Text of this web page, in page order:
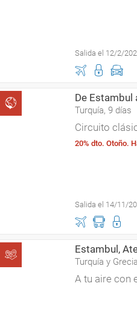
Salida el 12/2/
De Estambul
Turquía, 9 días
Circuito
20% dto. Otoño.
Salida el 14/11/
Estambul,
Turquía y
A tu aire con